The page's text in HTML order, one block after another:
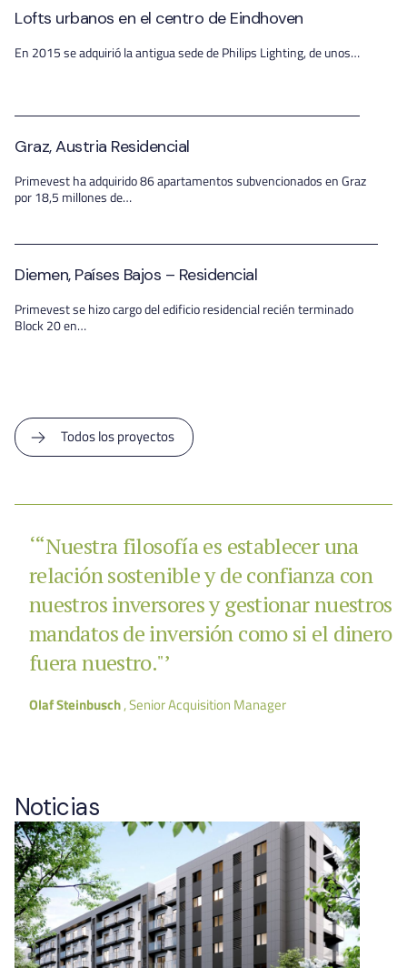
Lofts urbanos en el centro de Eindhoven
En 2015 se adquirió la antigua sede de Philips Lighting, de unos…
Graz, Austria Residencial
Primevest ha adquirido 86 apartamentos subvencionados en Graz
por 18,5 millones de…
Diemen, Países Bajos – Residencial
Primevest se hizo cargo del edificio residencial recién terminado
Block 20 en…
Todos los proyectos
‘“Nuestra filosofía es establecer una
relación sostenible y de confianza con
nuestros inversores y gestionar nuestros
mandatos de inversión como si el dinero
fuera nuestro."’
Olaf Steinbusch, Senior Acquisition Manager
Noticias